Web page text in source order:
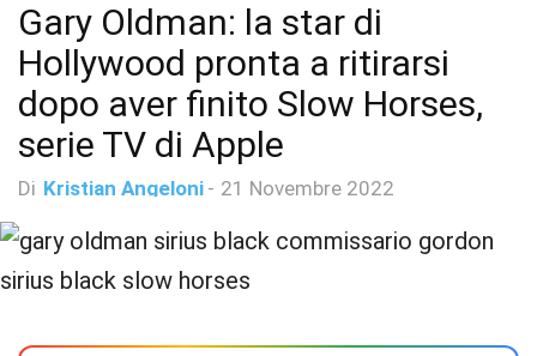
Gary Oldman: la star di
Hollywood pronta a ritirarsi
dopo aver finito Slow Horses,
serie TV di Apple
Di Kristian Angeloni - 21 Novembre 2022